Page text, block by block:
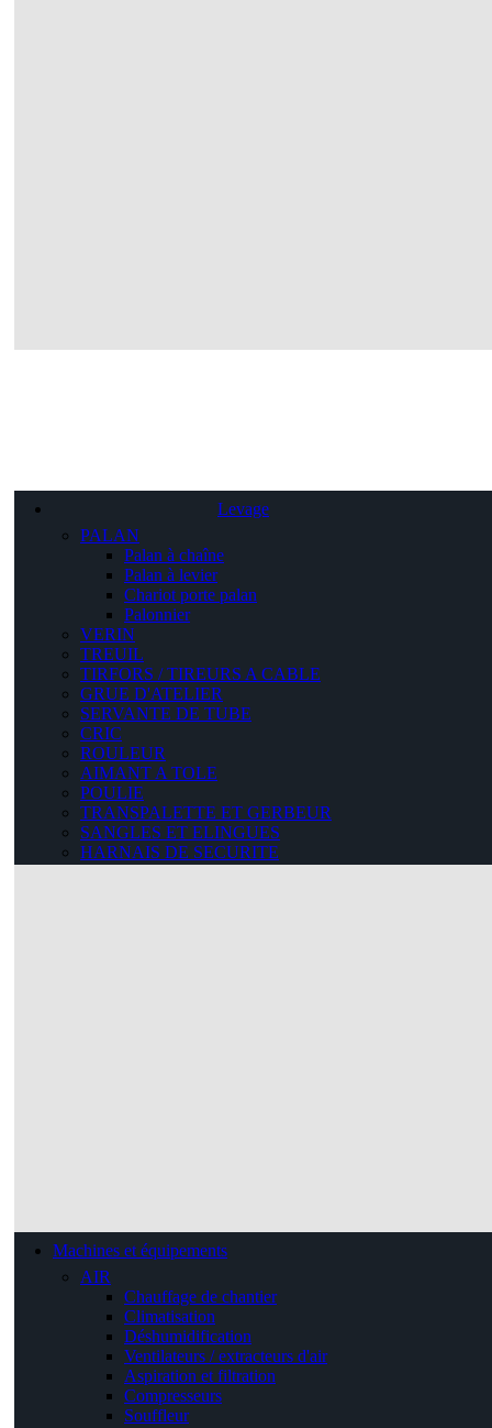
Levage
PALAN
Palan à chaîne
Palan à levier
Chariot porte palan
Palonnier
VERIN
TREUIL
TIRFORS / TIREURS A CABLE
GRUE D'ATELIER
SERVANTE DE TUBE
CRIC
ROULEUR
AIMANT A TOLE
POULIE
TRANSPALETTE ET GERBEUR
SANGLES ET ELINGUES
HARNAIS DE SECURITE
Machines et équipements
AIR
Chauffage de chantier
Climatisation
Déshumidification
Ventilateurs / extracteurs d'air
Aspiration et filtration
Compresseurs
Souffleur